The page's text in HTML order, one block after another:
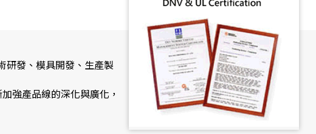
研發、模具開發、生產製
強產品線的深化與廣化，